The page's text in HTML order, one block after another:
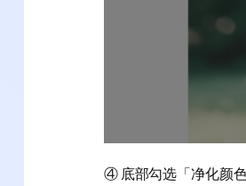
④ 底部勾选「净化颜